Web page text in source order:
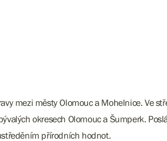
mezi městy Olomouc a Mohelnice. Ve
okresech Olomouc a Šumperk.
přírodních hodnot.